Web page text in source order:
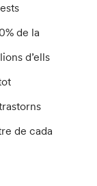
de la
d’ells
de cada